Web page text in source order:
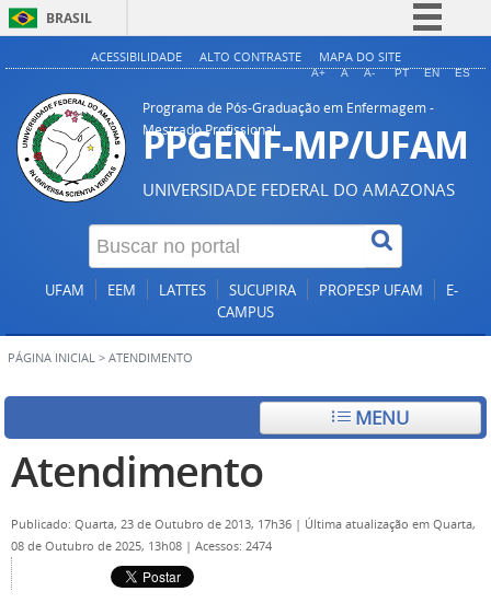
BRASIL
Simplifique!
Acesso à informação
Legislação
Canais
ACESSIBILIDADE ALTO CONTRASTE MAPA DO SITE
A+ A A- PT EN ES
Programa de Pós-Graduação em Enfermagem -
Mestrado Profissional
PPGENF-MP/UFAM
UNIVERSIDADE FEDERAL DO AMAZONAS
UFAM EEM LATTES SUCUPIRA PROPESP UFAM
E-
CAMPUS
PÁGINA INICIAL > ATENDIMENTO
MENU
Atendimento
Publicado: Quarta, 23 de Outubro de 2013, 17h36 | Última atualização em Quarta,
08 de Outubro de 2025, 13h08 | Acessos: 2474